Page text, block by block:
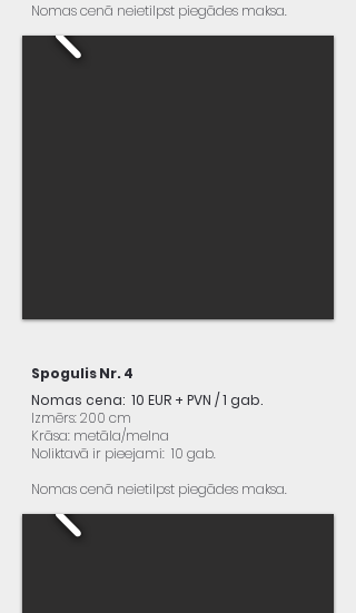
Nomas cenā neietilpst piegādes maksa.
Spogulis Nr. 4
Nomas cena: 10 EUR + PVN / 1 gab.
Izmērs: 200 cm
Krāsa: metāla/melna
Noliktavā ir pieejami: 10 gab.
Nomas cenā neietilpst piegādes maksa.